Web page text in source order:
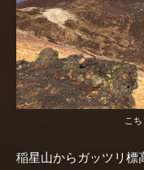
こ
稲星山からガッツリ標